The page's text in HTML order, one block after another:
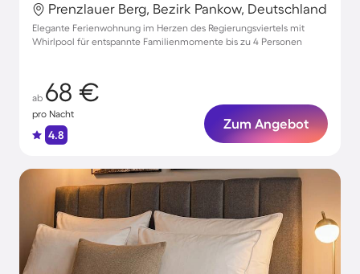
Prenzlauer Berg, Bezirk Pankow, Deutschland
Elegante Ferienwohnung im Herzen des Regierungsviertels mit
Whirlpool für entspannte Familienmomente bis zu 4 Personen
ab 68 €
pro Nacht
4.8
Zum Angebot